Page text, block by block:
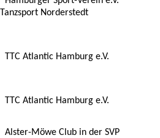
Tanzsport Norderstedt
TTC Atlantic Hamburg e.V.
TTC Atlantic Hamburg e.V.
Alster-Möwe Club in der SVP